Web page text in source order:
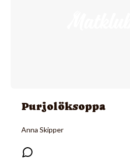
Purjolöksoppa
Anna Skipper